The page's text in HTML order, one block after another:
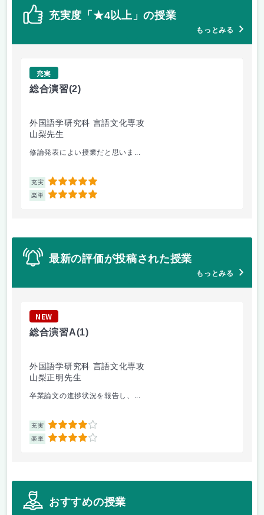
充実度「★4以上」の授業
もっとみる
充実
総合演習(2)
外国語学研究科 言語文化専攻
山梨先生
修論発表によい授業だと思いま...
充実 5
楽単 5
最新の評価が投稿された授業
もっとみる
NEW
総合演習A(1)
外国語学研究科 言語文化専攻
山梨正明先生
卒業論文の進捗状況を報告し、...
充実 4
楽単 4
おすすめの授業